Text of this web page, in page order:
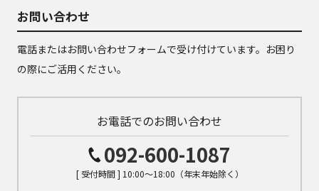
お問い合わせ
電話またはお問い合わせフォームで受け付けています。お困り
の際にご活用ください。
お電話でのお問い合わせ
092-600-1087
[ 受付時間 ] 10:00～18:00（年末年始除く）